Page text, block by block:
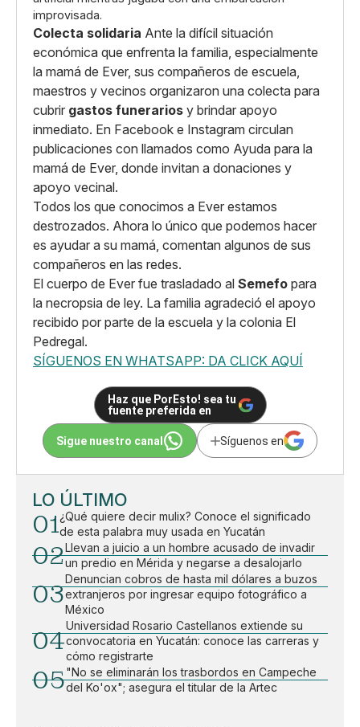
improvisada.
Colecta solidaria Ante la difícil situación
económica que enfrenta la familia, especialmente
la mamá de Ever, sus compañeros de escuela,
maestros y vecinos organizaron una colecta para
cubrir gastos funerarios y brindar apoyo
inmediato. En Facebook e Instagram circulan
publicaciones con llamados como Ayuda para la
mamá de Ever, donde invitan a donaciones y
apoyo vecinal.
Todos los que conocimos a Ever estamos
destrozados. Ahora lo único que podemos hacer
es ayudar a su mamá, comentan algunos de sus
compañeros en las redes.
El cuerpo de Ever fue trasladado al Semefo para
la necropsia de ley. La familia agradeció el apoyo
recibido por parte de la escuela y la colonia El
Pedregal.
SÍGUENOS EN WHATSAPP: DA CLICK AQUÍ
Haz que PorEsto! sea tu
fuente preferida en
Sigue nuestro canal Síguenos en
LO ÚLTIMO
01¿Qué quiere decir mulix? Conoce el significado
de esta palabra muy usada en Yucatán
02Llevan a juicio a un hombre acusado de invadir
un predio en Mérida y negarse a desalojarlo
03
Denuncian cobros de hasta mil dólares a buzos
extranjeros por ingresar equipo fotográfico a
México
04
Universidad Rosario Castellanos extiende su
convocatoria en Yucatán: conoce las carreras y
cómo registrarte
05"No se eliminarán los trasbordos en Campeche
del Ko'ox"; asegura el titular de la Artec